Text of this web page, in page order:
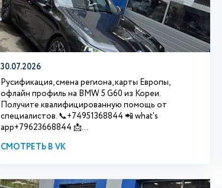
30.07.2026
Русификация, смена региона, карты Европы,
офлайн профиль на BMW 5 G60 из Кореи.
Получите квалифицированную помощь от
специалистов. 📞+74951368844 📲 what's
app+79623668844 📩...
СМОТРЕТЬ В VK